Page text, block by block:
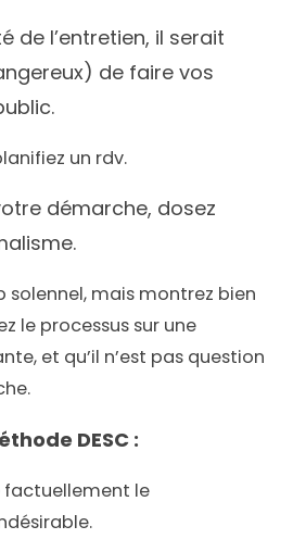
de l’entretien, il serait
de faire vos
un rdv.
démarche, dosez
solennel, mais montrez bien
le processus sur une
et qu’il n’est pas question
DESC :
factuellement le